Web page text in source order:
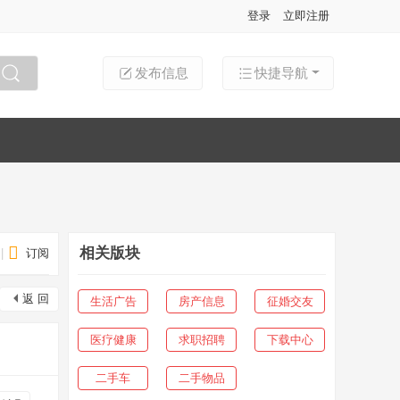
登录 立即注册
快捷导航
发布信息
订阅
返 回
相关版块
生活广告 房产信息 征婚交友
医疗健康 求职招聘 下载中心
二手车 二手物品